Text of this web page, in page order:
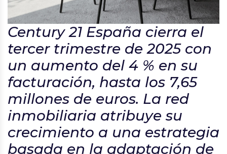
Century 21 España cierra el
tercer trimestre de 2025 con
un aumento del 4 % en su
facturación, hasta los 7,65
millones de euros. La red
inmobiliaria atribuye su
crecimiento a una estrategia
basada en la adaptación de